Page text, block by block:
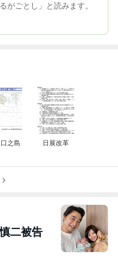
がごとし」と読みます。
之島
日展改革
二被告